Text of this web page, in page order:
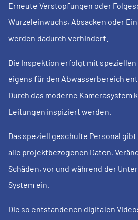
Erneute Verstopfungen oder
Wurzeleinwuchs, Absacken oder
werden dadurch verhindert.
Die Inspektion erfolgt mit speziellen
eigens für den Abwasserbereich
Durch das moderne Kamerasystem
Leitungen inspiziert werden.
Das speziell geschulte Personal
alle projektbezogenen Daten,
Schäden, vor und während der
System ein.
Die so entstandenen digitalen